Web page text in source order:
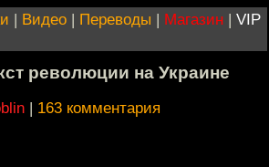
| Видео | Переводы | Магазин | VIP
революции на Украине
| 163 комментария